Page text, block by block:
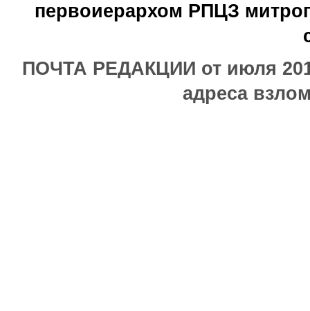
первоиерархом РПЦЗ
ПОЧТА РЕДАКЦИИ от июля
адреса